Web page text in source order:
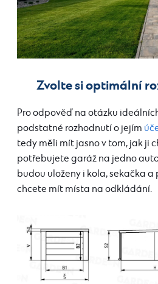
Zvolte si optimální
Pro odpověď na otázku
podstatné rozhodnutí o jejím
tedy měli mít jasno v tom, jak ji
potřebujete garáž na jedno
budou uloženy i kola, sekačka a
chcete mít místa na odkládání.